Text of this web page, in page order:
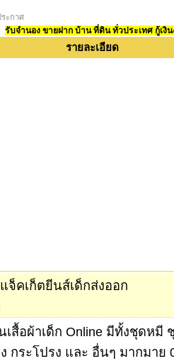
ระกาศ
รับจำนอง ขายฝาก บ้าน ที่ดิน ทั่วประเทศ กู้เงิ
รายละเอียด
จ็คเก็ตยีนส์เด็กส่งออก
เสื้อผ้าเด็ก Online มีทั้งชุดหมี
ง กระโปรง และ อื่นๆ มากมาย